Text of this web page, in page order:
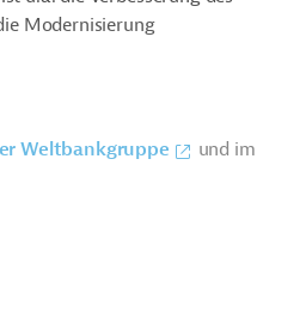
Modernisierung
Weltbankgruppe
und im